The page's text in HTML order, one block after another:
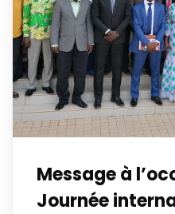
Message à
Journée